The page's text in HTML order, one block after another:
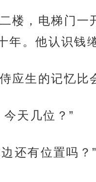
楼，电梯门
年。他认识钱
应生的记忆比
天几位？”
还有位置吗？”